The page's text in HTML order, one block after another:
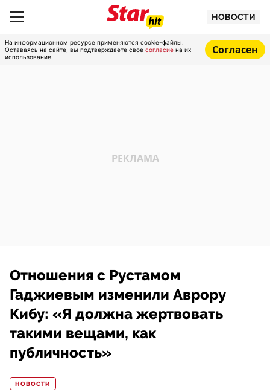
НОВОСТИ
На информационном ресурсе применяются cookie-файлы.
Оставаясь на сайте, вы подтверждаете свое согласие на их
использование.
Согласен
Отношения с Рустамом
Гаджиевым изменили Аврору
Кибу: «Я должна жертвовать
такими вещами, как
публичность»
НОВОСТИ